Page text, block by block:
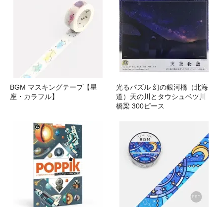
BGM マスキングテープ【星
座・カラフル】
光るパズル 幻の銀河橋（北海
道）天の川とタウシュベツ川
橋梁 300ピース